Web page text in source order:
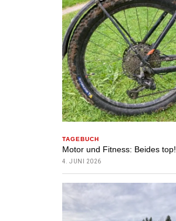
TAGEBUCH
Motor und Fitness: Beides top!
4. JUNI 2026